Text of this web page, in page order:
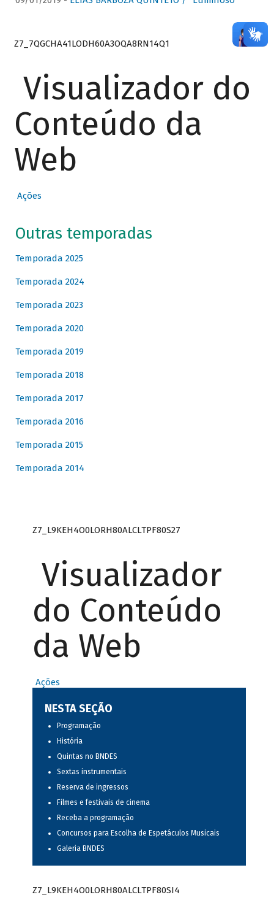
Z7_7QGCHA41LODH60A3OQA8RN14Q1
Visualizador do
Conteúdo da
Web
Ações
Outras temporadas
Temporada 2025
Temporada 2024
Temporada 2023
Temporada 2020
Temporada 2019
Temporada 2018
Temporada 2017
Temporada 2016
Temporada 2015
Temporada 2014
Z7_L9KEH4O0LORH80ALCLTPF80S27
Visualizador
do Conteúdo
da Web
Ações
NESTA SEÇÃO
Programação
História
Quintas no BNDES
Sextas instrumentais
Reserva de ingressos
Filmes e festivais de cinema
Receba a programação
Concursos para Escolha de Espetáculos Musicais
Galeria BNDES
Z7_L9KEH4O0LORH80ALCLTPF80SI4